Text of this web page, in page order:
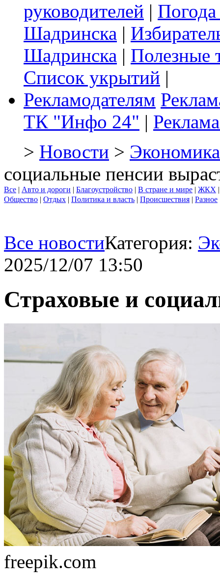
руководителей |
Шадринска |
Шадринска | Полезные
Список укрытий |
Рекламодателям
ТК "Инфо 24" |
> Новости >
социальные пенсии
Все | Авто и дороги | Благоустройство | В стране и мире | ЖКХ
Общество | Отдых | Политика и власть | Происшествия | Разное
Все новостиКатегория:
2025/12/07 13:50
Страховые и
freepik.com